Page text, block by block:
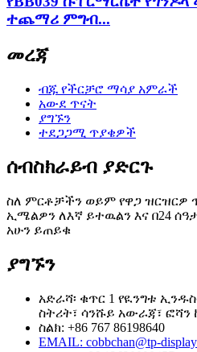
ተጨማሪ ምግብ...
መረጃ
ብጁ የችርቻሮ ማሳያ አምራች
አውደ ጥናት
ያግኙን
ተደጋጋሚ ጥያቄዎች
ሰብስክራይብ ያድርጉ
ስለ ምርቶቻችን ወይም የዋጋ ዝርዝርዎ
ኢሜልዎን ለእኛ ይተዉልን እና በ24
አሁን ይጠይቁ
ያግኙን
አድራሻ፡ ቁጥር 1 የዪንግቱ
ስትሪት፣ ሳንሹይ አውራጃ፣ ፎሻን
ስልክ: +86 767 86198640
EMAIL: cobbchan@tp-